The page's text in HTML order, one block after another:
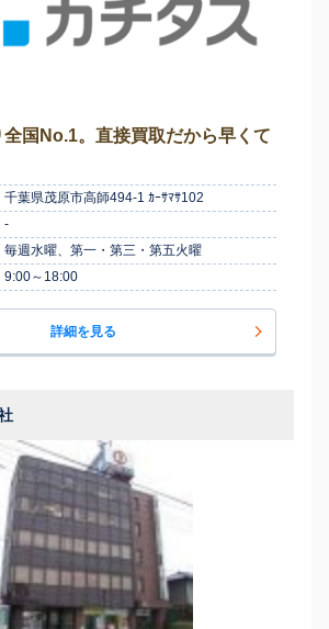
国No.1。直接買取だから早くて
千葉県茂原市高師494-1 ｶｰｻﾏｻ102
-
毎週水曜、第一・第三・第五火曜
9:00～18:00
詳細を見る